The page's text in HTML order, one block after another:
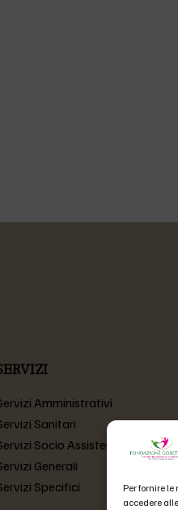
Per fornire
accedere
Amministrativi
Sanitari
Socio Assistenziali
Generali
Specifici